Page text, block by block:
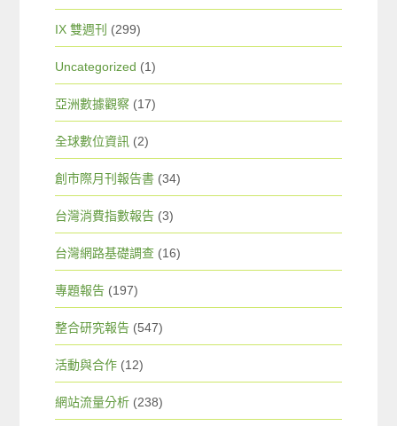
IX 雙週刊 (299)
Uncategorized (1)
亞洲數據觀察 (17)
全球數位資訊 (2)
創市際月刊報告書 (34)
台灣消費指數報告 (3)
台灣網路基礎調查 (16)
專題報告 (197)
整合研究報告 (547)
活動與合作 (12)
網站流量分析 (238)